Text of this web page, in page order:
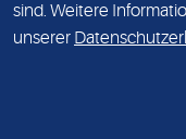
IMPRESSUM
sind. Weitere
unserer